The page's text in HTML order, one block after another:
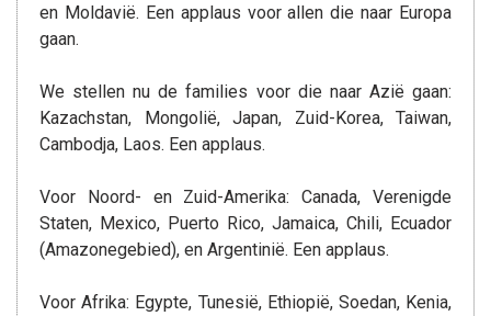
en Moldavië. Een applaus voor allen die naar Europa
gaan.
We stellen nu de families voor die naar Azië gaan:
Kazachstan, Mongolië, Japan, Zuid-Korea, Taiwan,
Cambodja, Laos. Een applaus.
Voor Noord- en Zuid-Amerika: Canada, Verenigde
Staten, Mexico, Puerto Rico, Jamaica, Chili, Ecuador
(Amazonegebied), en Argentinië. Een applaus.
Voor Afrika: Egypte, Tunesië, Ethiopië, Soedan, Kenia,